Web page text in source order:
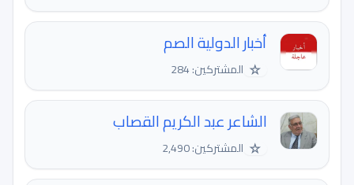
أخبار الدولية الصم
☆ المشتركين: 284
الشاعر عبد الكريم القصاب
☆ المشتركين: 2,490